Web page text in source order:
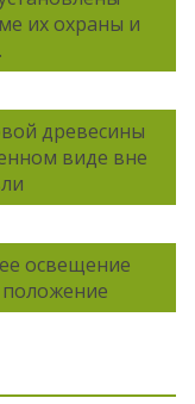
их охраны и
древесины
виде вне
освещение
положение